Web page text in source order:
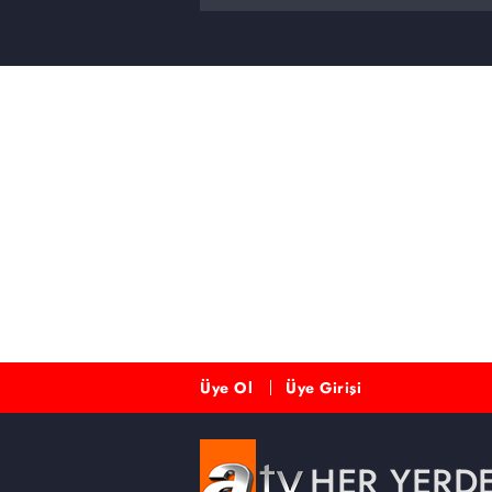
Üye Ol Üye Girişi
HER